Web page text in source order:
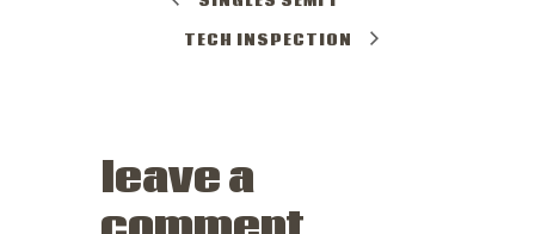
TECH INSPECTION
leave a